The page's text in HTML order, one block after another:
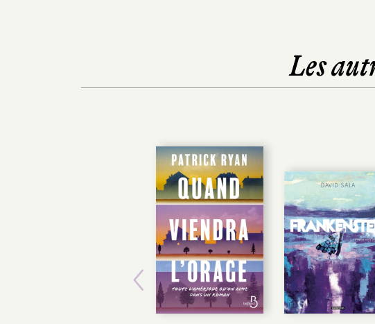
Les
Previous